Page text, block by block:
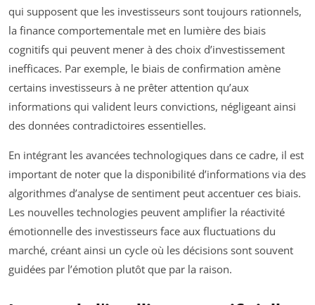
qui supposent que les investisseurs sont toujours rationnels,
la finance comportementale met en lumière des biais
cognitifs qui peuvent mener à des choix d’investissement
inefficaces. Par exemple, le biais de confirmation amène
certains investisseurs à ne prêter attention qu’aux
informations qui valident leurs convictions, négligeant ainsi
des données contradictoires essentielles.
En intégrant les avancées technologiques dans ce cadre, il est
important de noter que la disponibilité d’informations via des
algorithmes d’analyse de sentiment peut accentuer ces biais.
Les nouvelles technologies peuvent amplifier la réactivité
émotionnelle des investisseurs face aux fluctuations du
marché, créant ainsi un cycle où les décisions sont souvent
guidées par l’émotion plutôt que par la raison.